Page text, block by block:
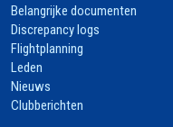
Belangrijke documenten
Discrepancy logs
Flightplanning
Leden
Nieuws
Clubberichten